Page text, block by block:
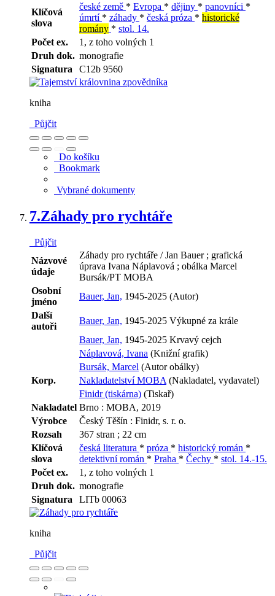
Klíčová
slova
české země * Evropa * dějiny * panovníci *
úmrtí * záhady * česká próza * historické
romány * stol. 14.
Počet ex.
1, z toho volných 1
Druh dok. monografie
Signatura
C12b 9560
kniha
Půjčit
Do košíku
Bookmark
Vybrané dokumenty
7.Záhady pro rychtáře
Půjčit
Názvové
údaje
Záhady pro rychtáře / Jan Bauer ; grafická
úprava Ivana Náplavová ; obálka Marcel
Bursák/PT MOBA
Osobní
jméno
Bauer, Jan, 1945-2025 (Autor)
Další
autoři
Bauer, Jan, 1945-2025 Výkupné za krále
Bauer, Jan, 1945-2025 Krvavý cejch
Náplavová, Ivana (Knižní grafik)
Bursák, Marcel (Autor obálky)
Korp.
Nakladatelství MOBA (Nakladatel, vydavatel)
Finidr (tiskárna) (Tiskař)
Nakladatel Brno : MOBA, 2019
Výrobce
Český Těšín : Finidr, s. r. o.
Rozsah
367 stran ; 22 cm
Klíčová
slova
česká literatura * próza * historický román *
detektivní román * Praha * Čechy * stol. 14.-15.
Počet ex.
1, z toho volných 1
Druh dok. monografie
Signatura
LITb 00063
kniha
Půjčit